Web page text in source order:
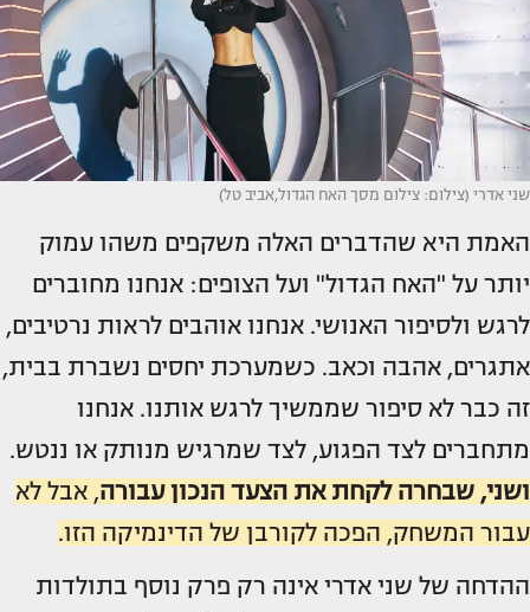
שני אדרי (צילום: צילום מסך האח הגדול,אביב טל)
האמת היא שהדברים האלה משקפים משהו עמוק
יותר על "האח הגדול" ועל הצופים: אנחנו מחוברים
לרגש ולסיפור האנושי. אנחנו אוהבים לראות נרטיבים,
אתגרים, אהבה וכאב. כשמערכת יחסים נשברת בבית,
זה כבר לא סיפור שממשיך לרגש אותנו. אנחנו
מתחברים לצד הפגוע, לצד שמרגיש מנותק או ננטש.
ושני, שבחרה לקחת את הצעד הנכון עבורה, אבל לא
עבור המשחק, הפכה לקורבן של הדינמיקה הזו.
ההדחה של שני אדרי אינה רק פרק נוסף בתולדות